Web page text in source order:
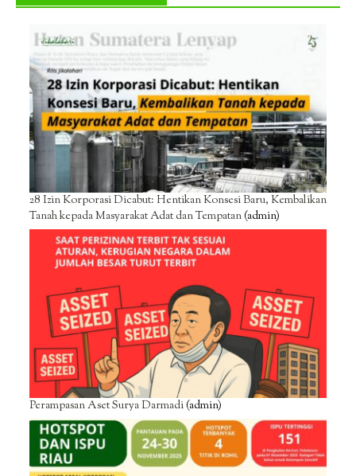
28 Izin Korporasi Dicabut: Hentikan Konsesi Baru, Kembalikan
Tanah kepada Masyarakat Adat dan Tempatan(admin)
Perampasan Aset Surya Darmadi(admin)